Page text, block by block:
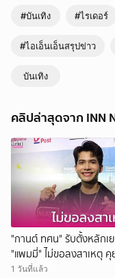
#บันเทิง #ไรเดอร์
#ไอเอ็นเอ็นสรุปข่าว
บันเทิง
คลิปล่าสุดจาก INN
"กานต์ ทศน" รับตั้งหลักเ
"แพมมี่" ไม่ขอลงสาเหตุ
เดิม
1 วันที่แล้ว